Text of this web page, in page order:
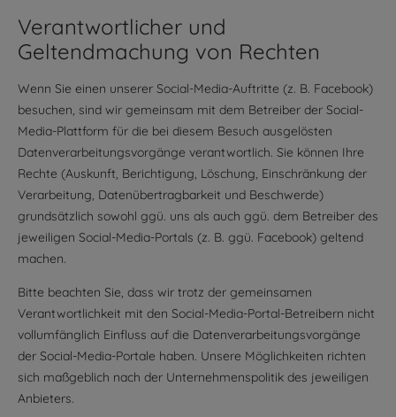
Verantwortlicher und
Geltendmachung von Rechten
Wenn Sie einen unserer Social-Media-Auftritte (z. B. Facebook)
besuchen, sind wir gemeinsam mit dem Betreiber der Social-
Media-Plattform für die bei diesem Besuch ausgelösten
Datenverarbeitungsvorgänge verantwortlich. Sie können Ihre
Rechte (Auskunft, Berichtigung, Löschung, Einschränkung der
Verarbeitung, Datenübertragbarkeit und Beschwerde)
grundsätzlich sowohl ggü. uns als auch ggü. dem Betreiber des
jeweiligen Social-Media-Portals (z. B. ggü. Facebook) geltend
machen.
Bitte beachten Sie, dass wir trotz der gemeinsamen
Verantwortlichkeit mit den Social-Media-Portal-Betreibern nicht
vollumfänglich Einfluss auf die Datenverarbeitungsvorgänge
der Social-Media-Portale haben. Unsere Möglichkeiten richten
sich maßgeblich nach der Unternehmenspolitik des jeweiligen
Anbieters.